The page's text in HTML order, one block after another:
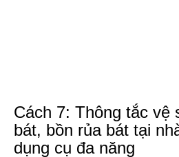
Cách 7: Thông tắc vệ
bát, bồn rủa bát tại
dụng cụ đa năng